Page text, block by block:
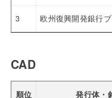
3 欧州復興開発銀行
CAD
順位 発行体・